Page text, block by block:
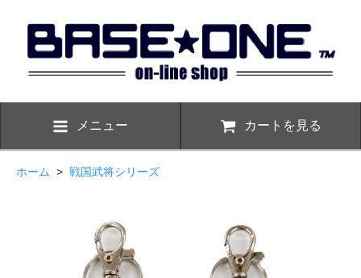
メニュー カートを見る
ホーム > 戦国武将シリーズ